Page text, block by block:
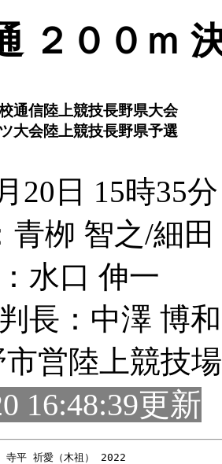
２００ｍ
通信陸上競技長野県大会
大会陸上競技長野県予選
20日 15時35分
青栁 智之/細
水口 伸一
長：中澤 博和
営陸上競技場
16:48:39更新
平 祈愛（木祖） 2022